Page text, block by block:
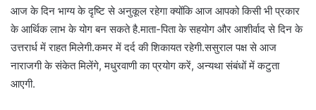
आज के दिन भाग्य के दृष्टि से अनुकूल रहेगा क्योंकि आज आपको किसी भी प्रकार
के आर्थिक लाभ के योग बन सकते है.माता-पिता के सहयोग और आशीर्वाद से दिन के
उत्तरार्ध में राहत मिलेगी.कमर में दर्द की शिकायत रहेगी.ससुराल पक्ष से आज
नाराजगी के संकेत मिलेंगे, मधुरवाणी का प्रयोग करें, अन्यथा संबंधों में कटुता
आएगी.